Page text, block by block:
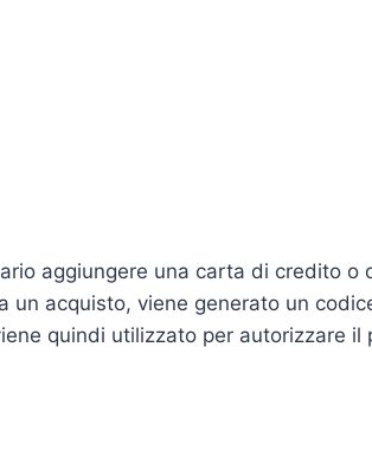
aggiungere una carta di credito o
un acquisto, viene generato un
quindi utilizzato per autorizzare il